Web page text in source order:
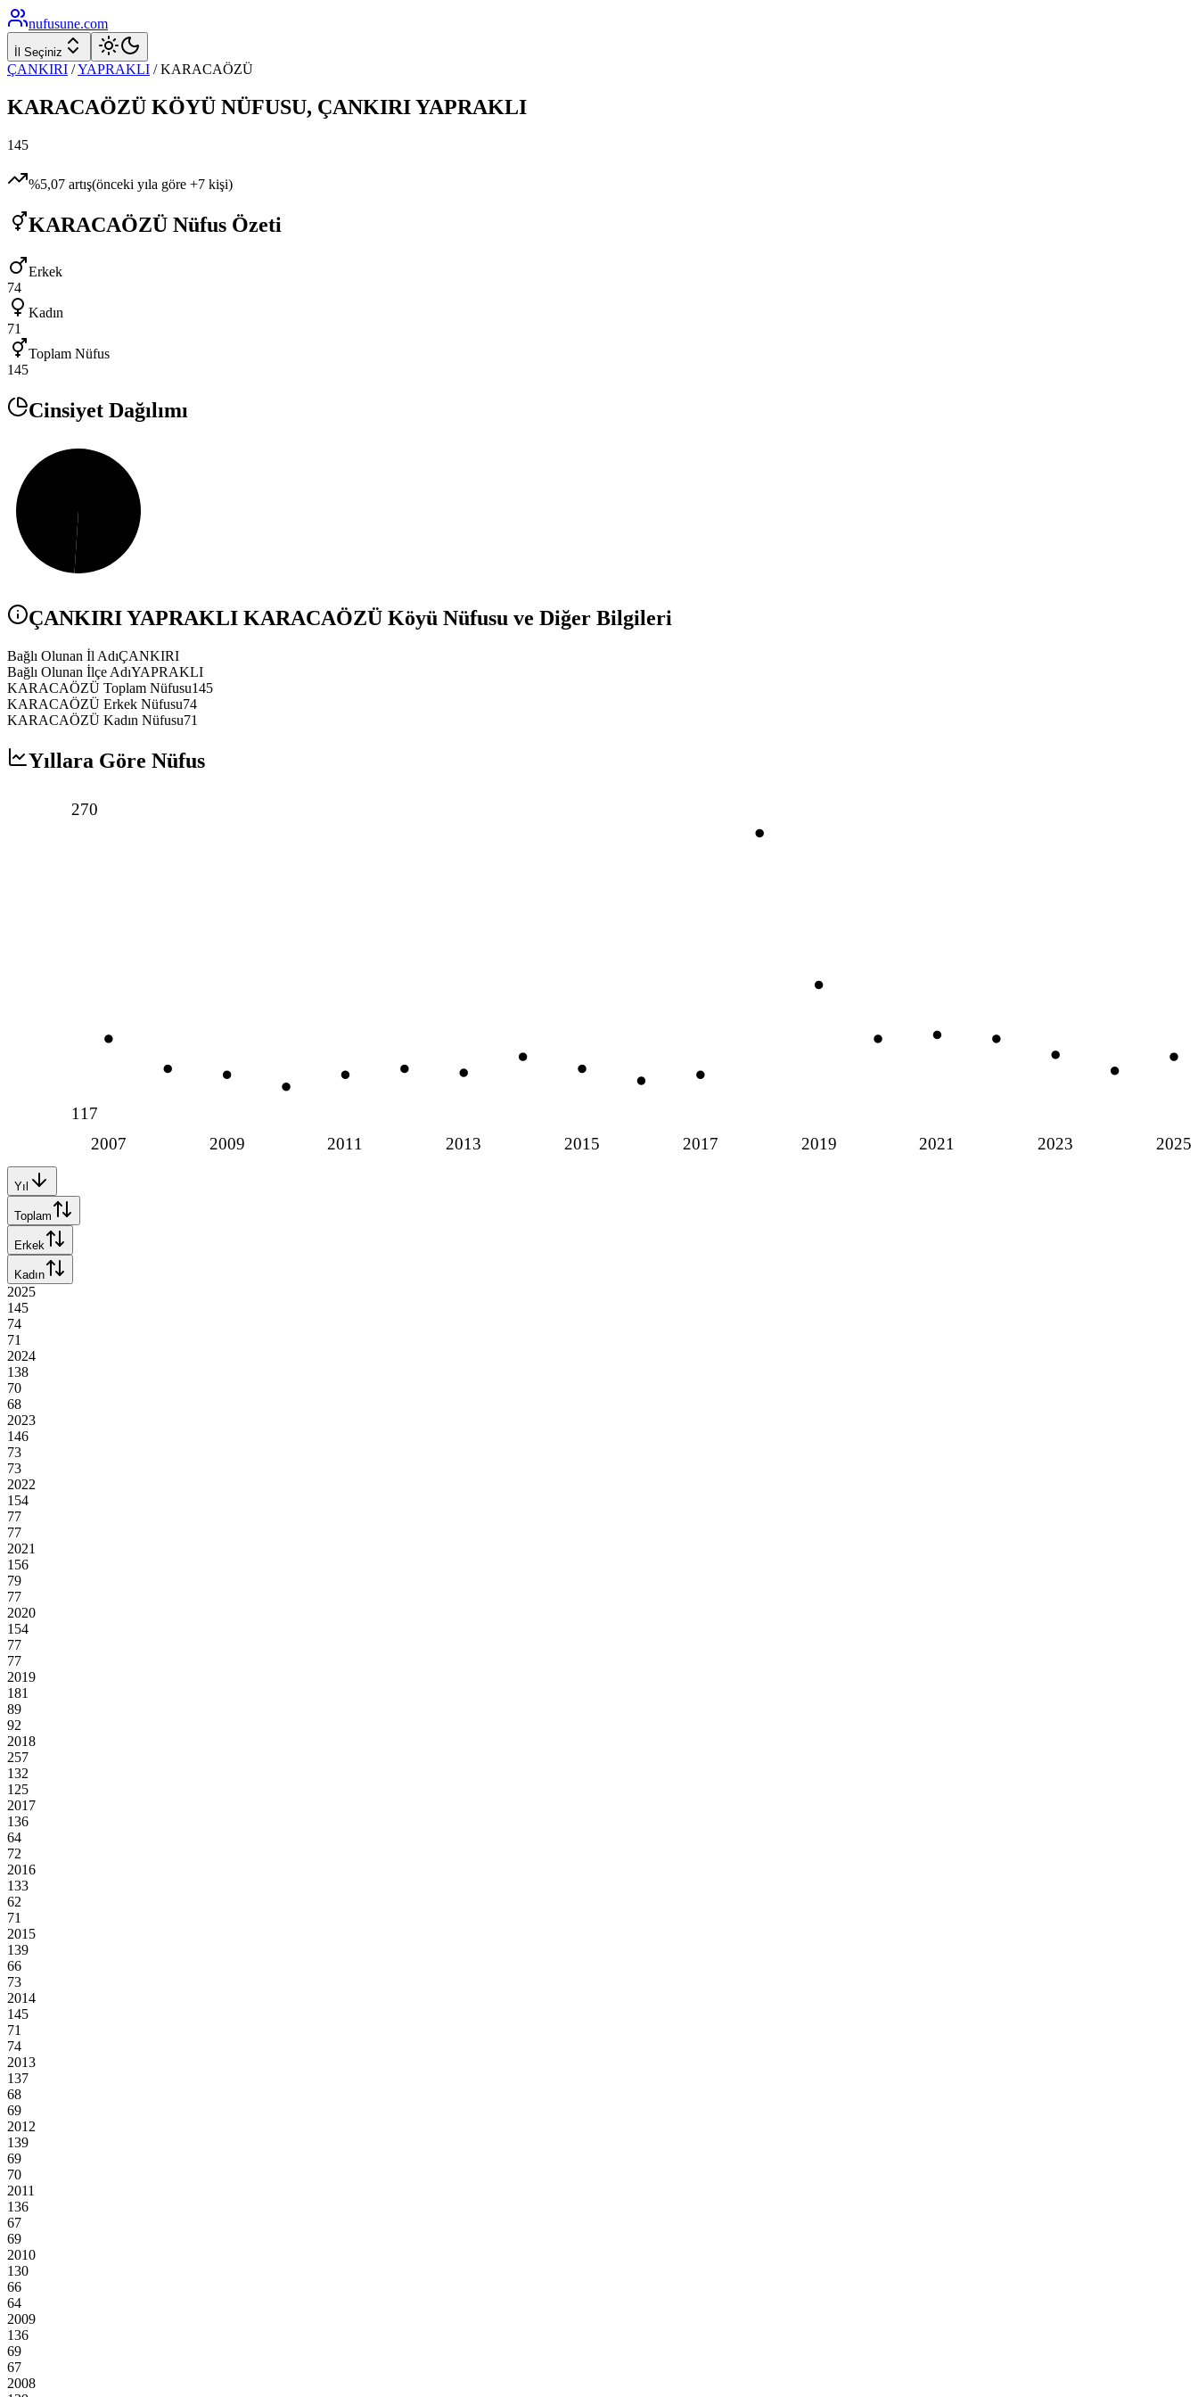
nufusune.com
İl Seçiniz
ÇANKIRI /YAPRAKLI /KARACAÖZÜ
KARACAÖZÜ KÖYÜ NÜFUSU, ÇANKIRIYAPRAKLI
145
%5,07 artış(önceki yıla göre +7 kişi)
KARACAÖZÜ Nüfus Özeti
Erkek
74
Kadın
71
Toplam Nüfus
145
Cinsiyet Dağılımı
ÇANKIRIYAPRAKLI KARACAÖZÜ Köyü Nüfusu ve Diğer Bilgileri
Bağlı Olunan İl AdıÇANKIRI
Bağlı Olunan İlçe AdıYAPRAKLI
KARACAÖZÜ Toplam Nüfusu145
KARACAÖZÜ Erkek Nüfusu74
KARACAÖZÜ Kadın Nüfusu71
Yıllara Göre Nüfus
2007 2009 2011 2013 2015 2017 2019 2021 2023 2025
270
117
Yıl
Toplam
Erkek
Kadın
2025
145
74
71
2024
138
70
68
2023
146
73
73
2022
154
77
77
2021
156
79
77
2020
154
77
77
2019
181
89
92
2018
257
132
125
2017
136
64
72
2016
133
62
71
2015
139
66
73
2014
145
71
74
2013
137
68
69
2012
139
69
70
2011
136
67
69
2010
130
66
64
2009
136
69
67
2008